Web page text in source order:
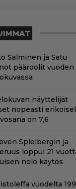
Salminen ja Satu
pääroolit vuoden
näyttelijät
nopeasti
on 7,6
Spielbergin ja
loppui 21
nolo käytös
vuodelta